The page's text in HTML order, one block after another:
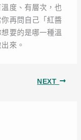
度、有層次，也
再問自己「紅醬
要的是哪一種溫
來。
NEXT